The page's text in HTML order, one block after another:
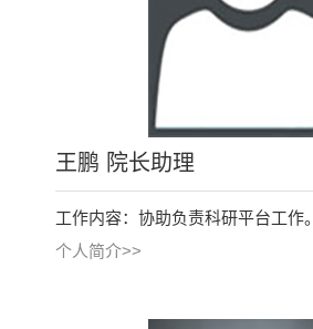
王鹏 院长助理
工作内容：协助负责科研平台工作。
个人简介>>